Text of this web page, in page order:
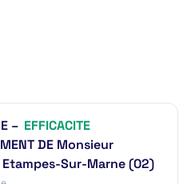
– EFFICACITE
DE Monsieur
Etampes-Sur-Marne (02)